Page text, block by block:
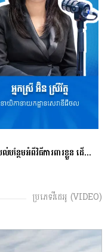
ស្វែងយល់បន្ថែមអំពីវិធីការពារខ្លួន ដើម្បីជៀសវាងពីការឆបោកតាមបច្ចេកវិទ្យាហិរញ្ញវត្ថុ!
ប្រភេទវីដេអូ (VIDEO)